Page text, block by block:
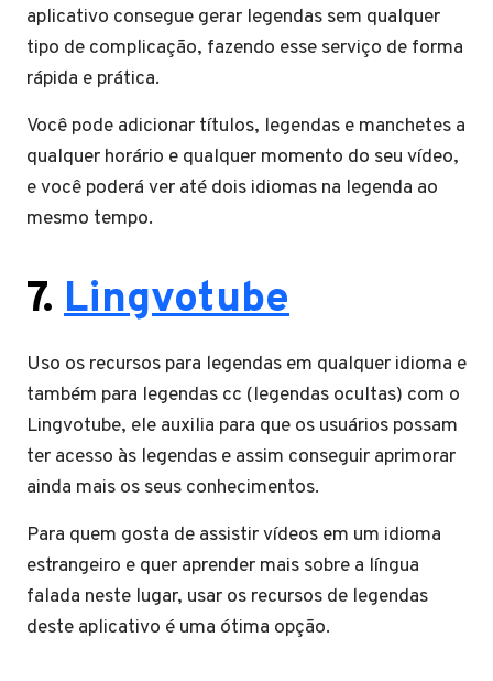
aplicativo consegue gerar legendas sem qualquer
tipo de complicação, fazendo esse serviço de forma
rápida e prática.
Você pode adicionar títulos, legendas e manchetes a
qualquer horário e qualquer momento do seu vídeo,
e você poderá ver até dois idiomas na legenda ao
mesmo tempo.
7. Lingvotube
Uso os recursos para legendas em qualquer idioma e
também para legendas cc (legendas ocultas) com o
Lingvotube, ele auxilia para que os usuários possam
ter acesso às legendas e assim conseguir aprimorar
ainda mais os seus conhecimentos.
Para quem gosta de assistir vídeos em um idioma
estrangeiro e quer aprender mais sobre a língua
falada neste lugar, usar os recursos de legendas
deste aplicativo é uma ótima opção.